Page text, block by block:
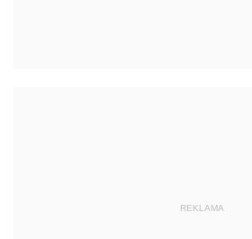
REKLAMA